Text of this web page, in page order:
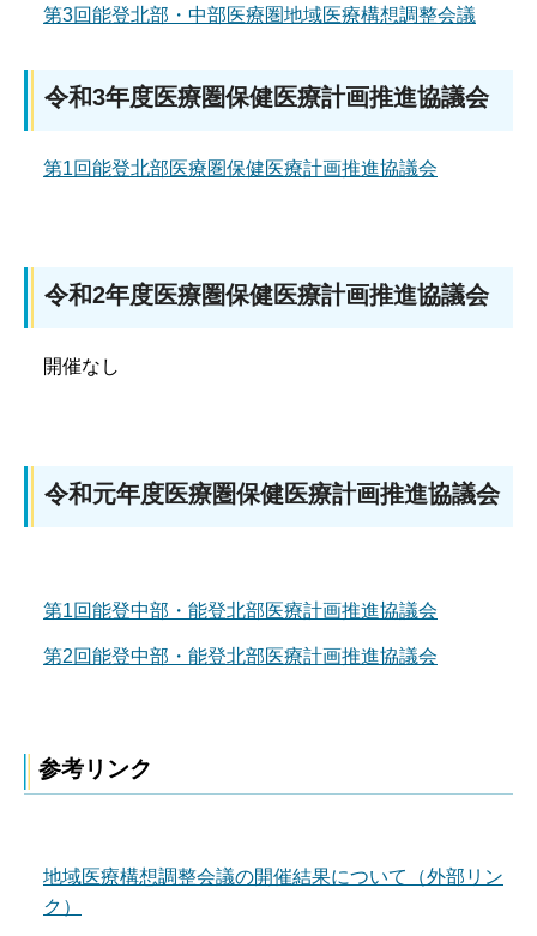
第3回能登北部・中部医療圏地域医療構想調整会議
令和3年度医療圏保健医療計画推進協議会
第1回能登北部医療圏保健医療計画推進協議会
令和2年度医療圏保健医療計画推進協議会
開催なし
令和元年度医療圏保健医療計画推進協議会
第1回能登中部・能登北部医療計画推進協議会
第2回能登中部・能登北部医療計画推進協議会
参考リンク
地域医療構想調整会議の開催結果について（外部リン
ク）